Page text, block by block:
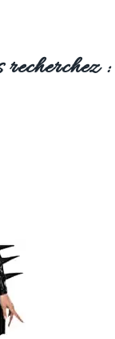
recherchez :